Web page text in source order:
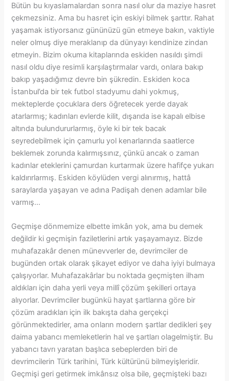
Bütün bu kıyaslamalardan sonra nasıl olur da maziye hasret
çekmezsiniz. Ama bu hasret için eskiyi bilmek şarttır. Rahat
yaşamak istiyorsanız gününüzü gün etmeye bakın, vaktiyle
neler olmuş diye meraklanıp da dünyayı kendinize zindan
etmeyin. Bizim okuma kitaplarında eskiden nasıldı şimdi
nasıl oldu diye resimli karşılaştırmalar vardı, onlara bakıp
bakıp yaşadığımız devre bin şükredin. Eskiden koca
İstanbul’da bir tek futbol stadyumu dahi yokmuş,
mekteplerde çocuklara ders öğretecek yerde dayak
atarlarmış; kadınları evlerde kilit, dışarıda ise kapalı elbise
altında bulundururlarmış, öyle ki bir tek bacak
seyredebilmek için çamurlu yol kenarlarında saatlerce
beklemek zorunda kalırmışsınız, çünkü ancak o zaman
kadınlar eteklerini çamurdan kurtarmak üzere hafifçe yukarı
kaldırırlarmış. Eskiden köylüden vergi alınırmış, hattâ
saraylarda yaşayan ve adına Padişah denen adamlar bile
varmış…
Geçmişe dönmemize elbette imkân yok, ama bu demek
değildir ki geçmişin faziletlerini artık yaşayamayız. Bizde
muhafazakâr denen münevverler de, devrimciler de
bugünden ortak olarak şikayet ediyor ve daha iyiyi bulmaya
çalışıyorlar. Muhafazakârlar bu noktada geçmişten ilham
aldıkları için daha yerli veya millî çözüm şekilleri ortaya
alıyorlar. Devrimciler bugünkü hayat şartlarına göre bir
çözüm aradıkları için ilk bakışta daha gerçekçi
görünmektedirler, ama onların modern şartlar dedikleri şey
daima yabancı memleketlerin hal ve şartları olagelmiştir. Bu
yabancı tavrı yaratan başlıca sebeplerden biri de
devrimcilerin Türk tarihini, Türk kültürünü bilmeyişleridir.
Geçmişi geri getirmek imkânsız olsa bile, geçmişteki bazı